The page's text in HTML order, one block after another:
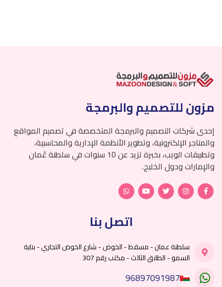
مزون للتصميم والبرمجة
إحدى شركات التصميم والبرمجة المتخصصة في تصميم المواقع
والمتاجر الإلكترونية، وتطوير الأنظمة الإدارية والمحاسبية،
وتطبيقات الويب، بخبرة تزيد عن 10 سنوات في سلطنة عُمان
والإمارات ودول الخليج.
اتصل بنا
سلطنة عمان - مسقط - الخوض - شارع الخوض التجاري - بناية
السمو - الطابق الثالث - مكتب رقم 307
96897091987